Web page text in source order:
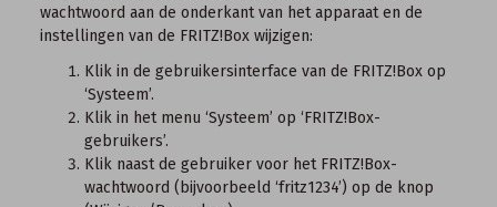
wachtwoord aan de onderkant van het apparaat en de
instellingen van de FRITZ!Box wijzigen:
Klik in de gebruikersinterface van de FRITZ!Box op
‘Systeem’.
Klik in het menu ‘Systeem’ op ‘FRITZ!Box-
gebruikers’.
Klik naast de gebruiker voor het FRITZ!Box-
wachtwoord (bijvoorbeeld ‘fritz1234’) op de knop